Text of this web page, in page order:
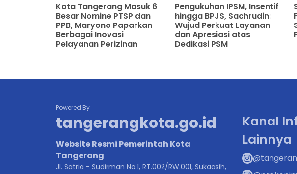
Kota Tangerang Masuk 6
Besar Nomine PTSP dan
PPB, Maryono Paparkan
Berbagai Inovasi
Pelayanan Perizinan
Pengukuhan IPSM, Insentif
hingga BPJS, Sachrudin:
Wujud Perkuat Layanan
dan Apresiasi atas
Dedikasi PSM
Powered By
tangerangkota.go.id
Website Resmi Pemerintah Kota
Tangerang
Jl. Satria - Sudirman No.1, RT.002/RW.001, Sukaasih,
Kanal
Lainnya